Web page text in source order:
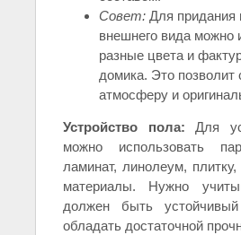
Совет: Для придания
внешнего вида можно
разные цвета и
домика. Это позволит
атмосферу и
Устройство пола: Для
можно использовать
ламинат, линолеум,
материалы. Нужно
должен быть
обладать достаточной